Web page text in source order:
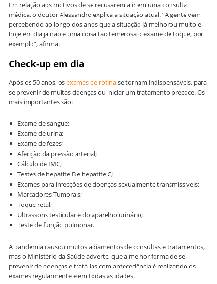
Em relação aos motivos de se recusarem a ir em uma consulta
médica, o doutor Alessandro explica a situação atual. “A gente vem
percebendo ao longo dos anos que a situação já melhorou muito e
hoje em dia já não é uma coisa tão temerosa o exame de toque, por
exemplo”, afirma.
Check-up em dia
Após os 50 anos, osexames de rotinase tornam indispensáveis, para
se prevenir de muitas doenças ou iniciar um tratamento precoce. Os
mais importantes são:
Exame de sangue;
Exame de urina;
Exame de fezes;
Aferição da pressão arterial;
Cálculo de IMC;
Testes de hepatite B e hepatite C;
Exames para infecções de doenças sexualmente transmissíveis;
Marcadores Tumorais;
Toque retal;
Ultrassons testicular e do aparelho urinário;
Teste de função pulmonar.
A pandemia causou muitos adiamentos de consultas e tratamentos,
mas o Ministério da Saúde adverte, que a melhor forma de se
prevenir de doenças e tratá-las com antecedência é realizando os
exames regularmente e em todas as idades.